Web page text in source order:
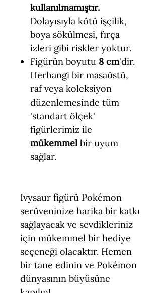
kullanılmamıştır.
Dolayısıyla kötü işçilik,
boya sökülmesi, fırça
izleri gibi riskler yoktur.
Figürün boyutu 8 cm'dir.
Herhangi bir masaüstü,
raf veya koleksiyon
düzenlemesinde tüm
'standart ölçek'
figürlerimiz ile
mükemmel bir uyum
sağlar.
Ivysaur figürü Pokémon
serüveninize harika bir katkı
sağlayacak ve sevdikleriniz
için mükemmel bir hediye
seçeneği olacaktır. Hemen
bir tane edinin ve Pokémon
dünyasının büyüsüne